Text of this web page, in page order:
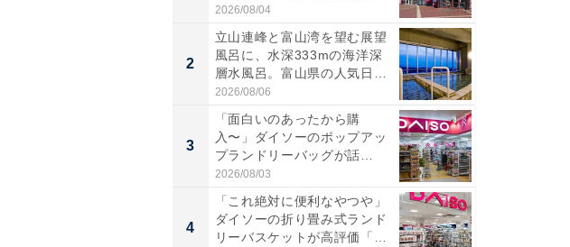
道...
2026/08/04
2
立山連峰と富山湾を望む展望
風呂に、水深333mの海洋深
層水風呂。富山県の人気日
帰...
2026/08/06
3
「面白いのあったから購
入〜」ダイソーのポップアッ
プランドリーバッグが話
題。“さま...
2026/08/03
4
「これ絶対に便利なやつや」
ダイソーの折り畳み式ランド
リーバスケットが高評価「使